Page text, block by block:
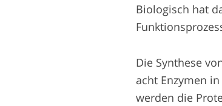
Biologisch hat
Die Synthese
acht Enzymen
werden die